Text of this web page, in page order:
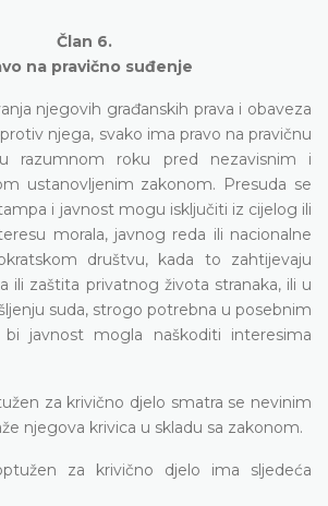
Član 6.
na pravično suđenje
njegovih građanskih prava i obaveza
njega, svako ima pravo na pravičnu
razumnom roku pred nezavisnim i
ustanovljenim zakonom. Presuda se
i javnost mogu isključiti iz cijelog ili
morala, javnog reda ili nacionalne
društvu, kada to zahtijevaju
ili zaštita privatnog života stranaka, ili u
suda, strogo potrebna u posebnim
bi javnost mogla naškoditi interesima
za krivično djelo smatra se nevinim
njegova krivica u skladu sa zakonom.
za krivično djelo ima sljedeća